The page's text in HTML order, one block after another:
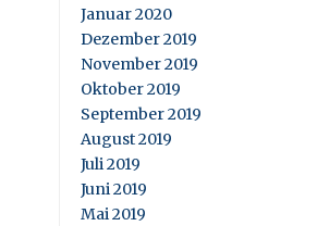
Januar 2020
Dezember 2019
November 2019
Oktober 2019
September 2019
August 2019
Juli 2019
Juni 2019
Mai 2019